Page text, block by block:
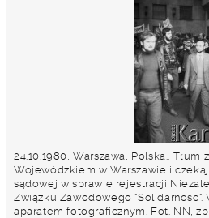
24.10.1980, Warszawa, Polska..
Wojewódzkiem w Warszawie i
sądowej w sprawie rejestracji
Związku Zawodowego
aparatem fotograficznym. Fot. NN,